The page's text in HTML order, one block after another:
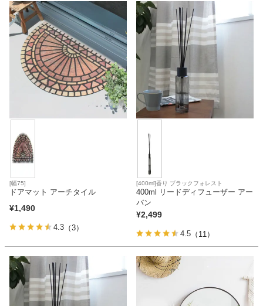
[幅75]
ドアマット アーチタイル
¥1,490
4.3 （3）
[400ml]香り ブラックフォレスト
400ml リードディフューザー アー
バン
¥2,499
4.5 （11）